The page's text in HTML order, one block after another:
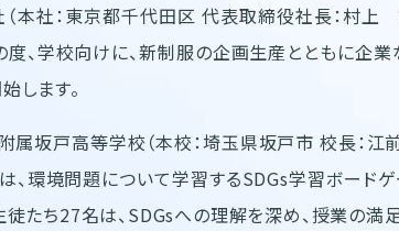
本社：東京都千代田区 代表取締役社長：村上
度、学校向けに、新制服の企画生産とともに企
します。
属坂戸高等学校（本校：埼玉県坂戸市 校長：江
は、環境問題について学習するSDGs学習ボード
徒たち27名は、SDGsへの理解を深め、授業の満